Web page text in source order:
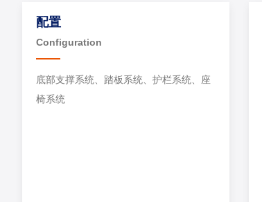
配置
Configuration
底部支撑系统、踏板系统、护栏系统、座
椅系统